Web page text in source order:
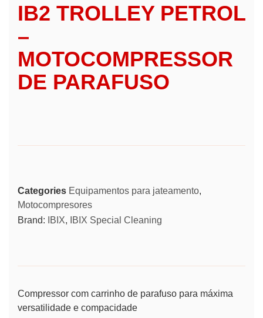
IB2 TROLLEY PETROL
–
MOTOCOMPRESSOR
DE PARAFUSO
Categories Equipamentos para jateamento,
Motocompresores
Brand:
IBIX, IBIX Special Cleaning
Compressor com carrinho de parafuso para máxima
versatilidade e compacidade